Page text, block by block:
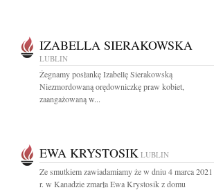
IZABELLA SIERAKOWSKA
LUBLIN
Żegnamy posłankę Izabellę Sierakowską
Niezmordowaną orędowniczkę praw kobiet,
zaangażowaną w...
EWA KRYSTOSIK LUBLIN
Ze smutkiem zawiadamiamy że w dniu 4 marca 2021
r. w Kanadzie zmarła Ewa Krystosik z domu